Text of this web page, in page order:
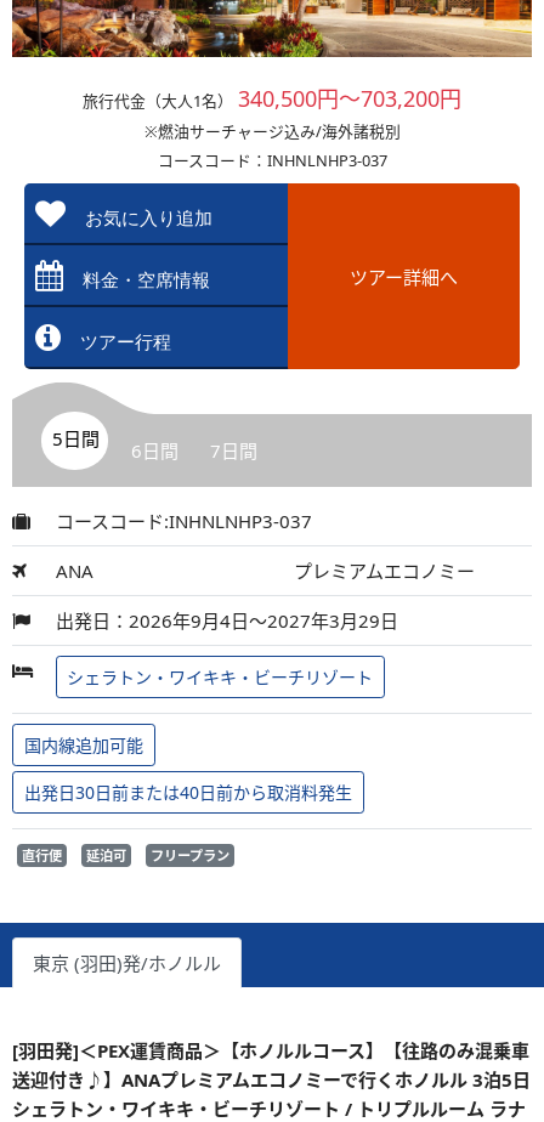
旅行代金（大人1名） 340,500円～703,200円
※燃油サーチャージ込み/海外諸税別
コースコード：INHNLNHP3-037
お気に入り追加
料金・空席情報
ツアー行程
ツアー詳細へ
5日間 6日間 7日間
コースコード:INHNLNHP3-037
ANA プレミアムエコノミー
出発日：2026年9月4日～2027年3月29日
シェラトン・ワイキキ・ビーチリゾート
国内線追加可能
出発日30日前または40日前から取消料発生
直行便 延泊可 フリープラン
東京 (羽田)発/ホノルル
[羽田発]＜PEX運賃商品＞【ホノルルコース】【往路のみ混乗車
送迎付き♪】ANAプレミアムエコノミーで行くホノルル 3泊5日
シェラトン・ワイキキ・ビーチリゾート / トリプルルーム ラナ